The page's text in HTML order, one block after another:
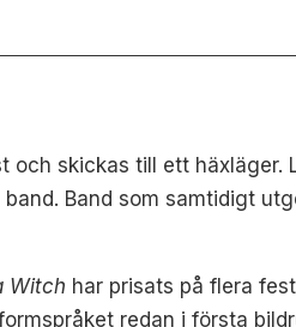
och skickas till ett häxläger.
Band som samtidigt
Witch har prisats på flera
redan i första